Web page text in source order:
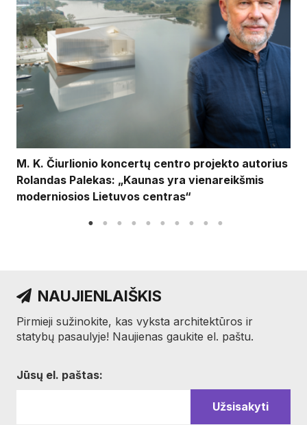
M. K. Čiurlionio koncertų centro projekto autorius
Rolandas Palekas: „Kaunas yra vienareikšmis
moderniosios Lietuvos centras“
NAUJIENLAIŠKIS
Pirmieji sužinokite, kas vyksta architektūros ir
statybų pasaulyje! Naujienas gaukite el. paštu.
Jūsų el. paštas: